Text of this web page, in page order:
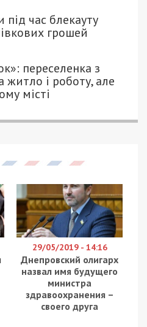
час блекауту
грошей
переселенка з
житло і роботу, але
місті
29/05/2019 - 14:16
Днепровский олигарх
назвал имя будущего
министра
здравоохранения –
своего друга